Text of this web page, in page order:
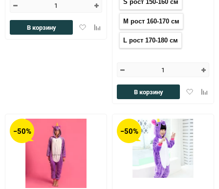
ДобавитьДобавить
сравнению
В корзину
S рост 150-160 см
M рост 160-170 см
L рост 170-180 см
Добавить
В корзину
−50% −50%